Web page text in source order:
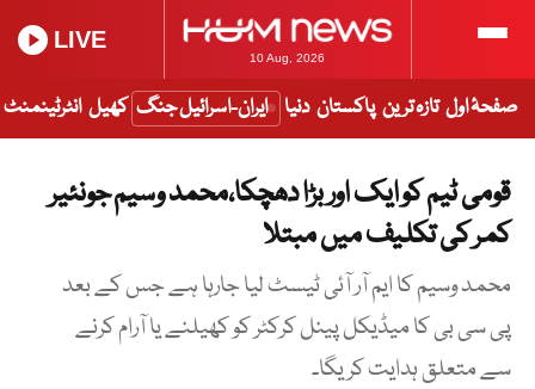
10 Aug, 2026
LIVE
صفحۂ اول تازہ ترین پاکستان دنیا ایران-اسرائیل جنگ کھیل انٹرٹینمنٹ
قومی ٹیم کو ایک اور بڑا دھچکا،محمد وسیم جونئیر
کمر کی تکلیف میں مبتلا
محمد وسیم کا ایم آر آئی ٹیسٹ لیا جارہا ہے جس کے بعد
پی سی بی کا میڈیکل پینل کرکٹر کو کھیلنے یا آرام کرنے
سے متعلق ہدایت کریگا۔